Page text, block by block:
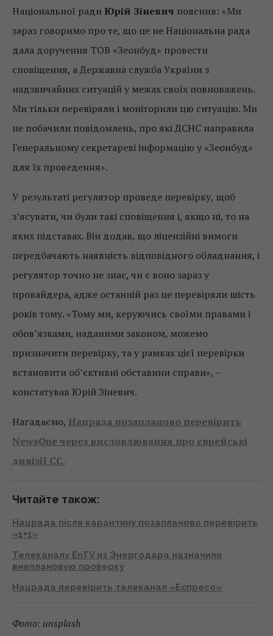
Національної ради Юрій Зіневич пояснив: «Ми
зараз говоримо про те, що це не Національна рада
дала доручення ТОВ «Зеонбуд» провести
сповіщення, а Державна служба України з
надзвичайних ситуацій у межах своїх повноважень.
Ми тільки перевіряли і моніторили цю ситуацію. Ми
не побачили повідомлень, про які ДСНС направила
Генеральному секретареві інформацію у «Зеонбуд»
для їх проведення».
У результаті регулятор проведе перевірку, щоб
з’ясувати, чи були такі сповіщення і, якщо ні, то на
яких підставах. Він додав, що ліцензійні вимоги
передбачають наявність відповідного обладнання, і
регулятор точно не знає, чи є воно зараз у
провайдера, адже останній раз це перевіряли шість
років тому. «Тому ми, керуючись своїми правами і
обов’язками, наданими законом, можемо
призначити перевірку, та у рамках цієї перевірки
встановити об’єктивні обставини справи», –
констатував Юрій Зіневич.
Нагадаємо, Нацрада позапланово перевірить
NewsOne через висловлювання про єврейські
дивізії СС.
Читайте також:
Нацрада після карантину позапланово перевірить
«1+1»
Телеканалу EnTV из Энергодара назначили
внеплановую проверку
Нацрада перевірить телеканал «Еспресо»
Фото: unsplash